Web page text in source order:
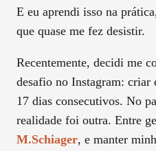
E eu aprendi isso na
que quase me fez desistir.
Recentemente, decidi me
desafio no Instagram: criar
17 dias consecutivos. No
realidade foi outra. Entre
M.Schiager, e manter